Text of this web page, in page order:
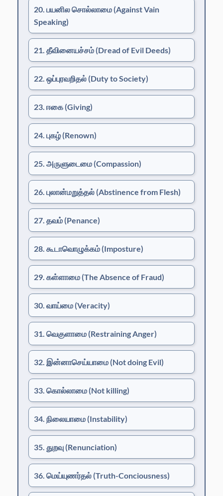
20. பயனில சொல்லாமை (Against Vain
Speaking)
21. தீவினையச்சம் (Dread of Evil Deeds)
22. ஒப்புரவறிதல் (Duty to Society)
23. ஈகை (Giving)
24. புகழ்(Renown)
25. அருளுடைமை (Compassion)
26. புலான்மறுத்தல் (Abstinence from Flesh)
27. தவம் (Penance)
28. கூடாவொழுக்கம் (Imposture)
29. கள்ளாமை (The Absence of Fraud)
30. வாய்மை (Veracity)
31. வெகுளாமை (Restraining Anger)
32. இன்னாசெய்யாமை (Not doing Evil)
33. கொல்லாமை (Not killing)
34. நிலையாமை (Instability)
35. துறவு (Renunciation)
36. மெய்யுணர்தல் (Truth-Conciousness)